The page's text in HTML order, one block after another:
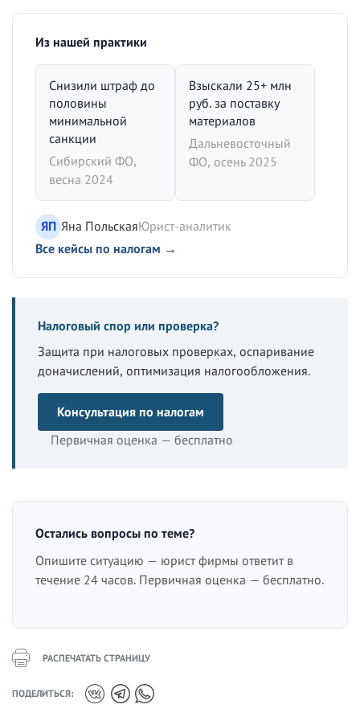
Из нашей практики
Снизили штраф до
половины
минимальной
санкции
Сибирский ФО,
весна 2024
Взыскали 25+ млн
руб. за поставку
материалов
Дальневосточный
ФО, осень 2025
ЯП Яна ПольскаяЮрист-аналитик
Все кейсы по налогам →
Налоговый спор или проверка?
Защита при налоговых проверках, оспаривание
доначислений, оптимизация налогообложения.
Консультация по налогам
Первичная оценка — бесплатно
Остались вопросы по теме?
Опишите ситуацию — юрист фирмы ответит в
течение 24 часов. Первичная оценка — бесплатно.
РАСПЕЧАТАТЬ СТРАНИЦУ
ПОДЕЛИТЬСЯ: